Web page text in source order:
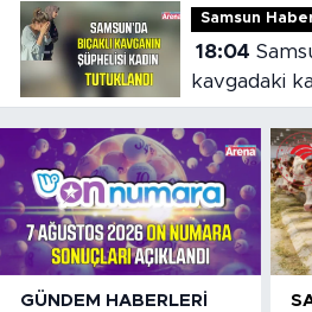
Samsun
18:04
kavgadaki
tutuklandı
GÜNDEM HABERLERI